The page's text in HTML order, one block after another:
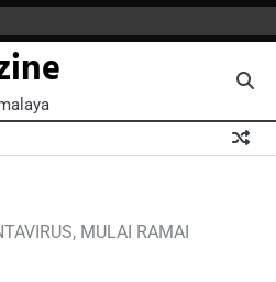
Us
the
the
MULAI RAMAI